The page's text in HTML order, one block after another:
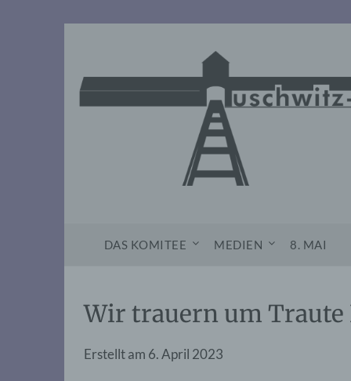
DAS KOMITEE MEDIEN 8. MAI
Wir trauern um Traute
Erstellt am 6. April 2023